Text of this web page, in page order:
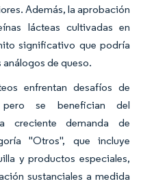
Además, la aprobación
lácteas cultivadas en
significativo que podría
de queso.
enfrentan desafíos de
pero se benefician del
creciente demanda de
"Otros", que incluye
y productos especiales,
sustanciales a medida